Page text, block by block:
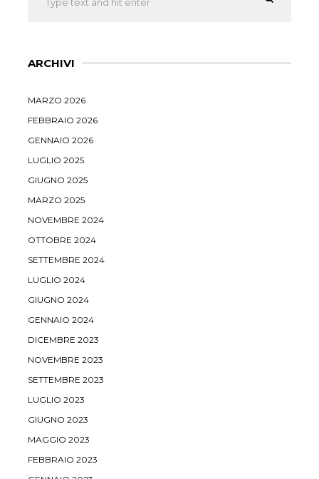
ARCHIVI
MARZO 2026
FEBBRAIO 2026
GENNAIO 2026
LUGLIO 2025
GIUGNO 2025
MARZO 2025
NOVEMBRE 2024
OTTOBRE 2024
SETTEMBRE 2024
LUGLIO 2024
GIUGNO 2024
GENNAIO 2024
DICEMBRE 2023
NOVEMBRE 2023
SETTEMBRE 2023
LUGLIO 2023
GIUGNO 2023
MAGGIO 2023
FEBBRAIO 2023